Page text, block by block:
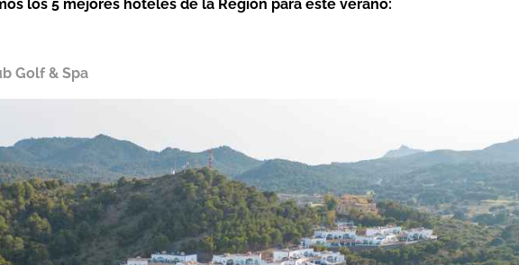
los 5 mejores hoteles de la Región para este verano:
Golf & Spa